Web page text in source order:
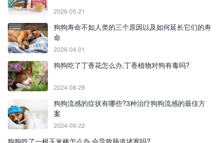
2026-05-21
狗狗寿命不如人类的三个原因以及如何延长它们的寿
命
2026-04-01
狗狗吃了丁香花怎么办,丁香植物对狗有毒吗?
2024-08-28
狗狗流感的症状有哪些?3种治疗狗狗流感的最佳方
案
2024-09-22